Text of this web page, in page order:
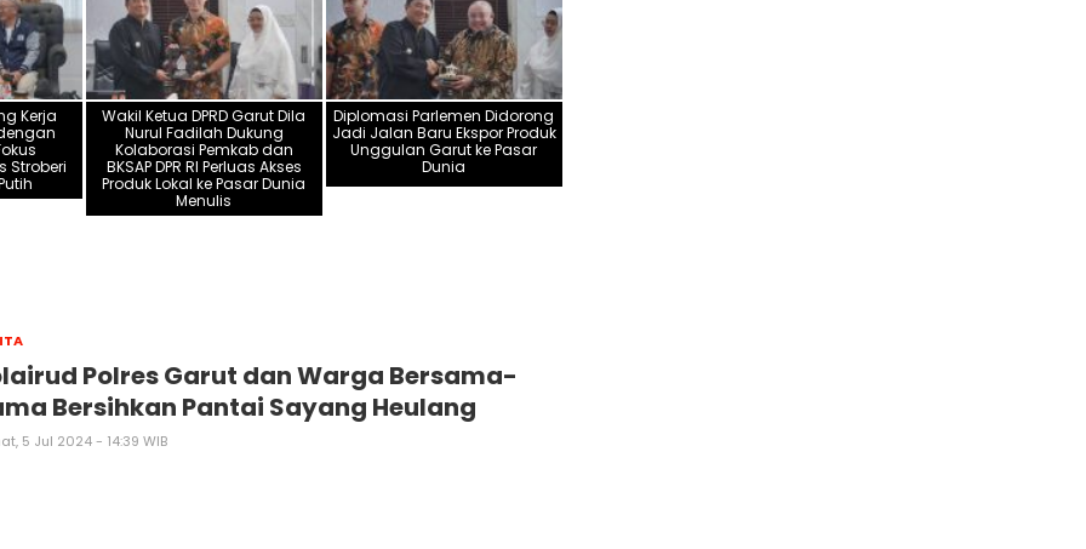
Kerja
Stroberi
Wakil Ketua DPRD Garut Dila
Nurul Fadilah Dukung
Kolaborasi Pemkab dan
BKSAP DPR RI Perluas Akses
Produk Lokal ke Pasar Dunia
Menulis
Diplomasi Parlemen Didorong
Jadi Jalan Baru Ekspor Produk
Unggulan Garut ke Pasar
Dunia
Polres Garut dan Warga Bersama-
Bersihkan Pantai Sayang Heulang
5 Jul 2024 - 14:39 WIB